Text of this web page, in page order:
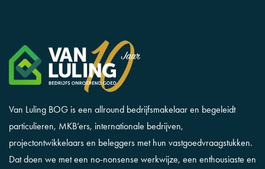
Van Luling BOG is een allround bedrijfsmakelaar en begeleidt
particulieren, MKB’ers, internationale bedrijven,
projectontwikkelaars en beleggers met hun vastgoedvraagstukken.
Dat doen we met een no-nonsense werkwijze, een enthousiaste en